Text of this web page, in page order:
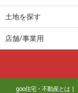
土地を探す
店舗/事業用
goo住宅・不動産とは